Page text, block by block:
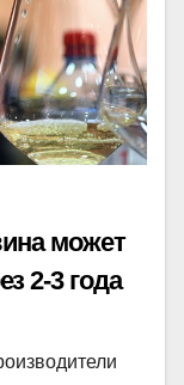
может
2-3 года